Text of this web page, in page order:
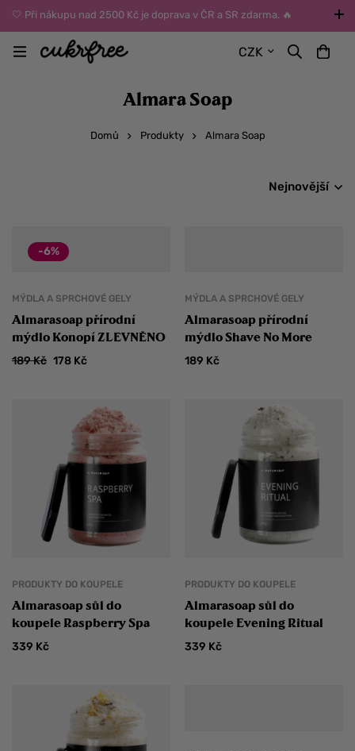
🤍 Při nákupu nad 2500 Kč je doprava v ČR a SR zdarma. 🔥
UPOZORNĚNÍ: Během léta vybírejte dopravu kurýrem nebo do Z-
BOXů umístěných uvnitř budov. Reklamace zboží způsobené
CZK
Almara Soap
Domů Produkty Almara Soap
Nejnovější
-6%
MÝDLA A SPRCHOVÉ GELY
Almarasoap přírodní
mýdlo Konopí ZLEVNĚNO
189Kč 178 Kč
MÝDLA A SPRCHOVÉ GELY
Almarasoap přírodní
mýdlo Shave No More
189 Kč
PRODUKTY DO KOUPELE
Almarasoap sůl do
koupele Raspberry Spa
339 Kč
PRODUKTY DO KOUPELE
Almarasoap sůl do
koupele Evening Ritual
339 Kč